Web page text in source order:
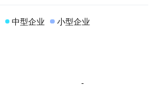
中型企业 小型企业
-